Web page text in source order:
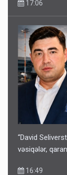
17:06
“David
vəsiqələr,
16:49